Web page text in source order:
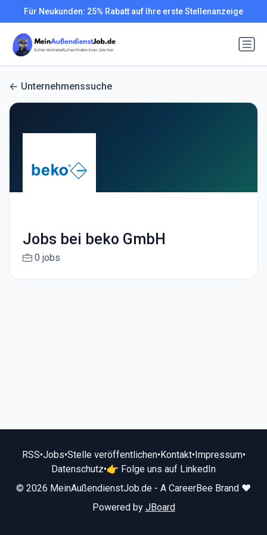
Für Neukunden: 25% Rabatt auf Ihre erste Stellenanzeige
Unternehmenssuche
Jobs bei beko GmbH
0 jobs
RSS•Jobs•Stelle veröffentlichen•Kontakt•Impressum•
Datenschutz•👉 Folge uns auf LinkedIn
© 2026 MeinAußendienstJob.de - A CareerBee Brand ❤️
Powered by JBoard